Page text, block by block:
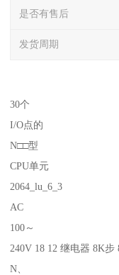
是否有售后
发货周期
30个
I/O点的
N□□型
CPU单元
2064_lu_6_3
AC
100～
240V 18 12 继电器 8K步
N、